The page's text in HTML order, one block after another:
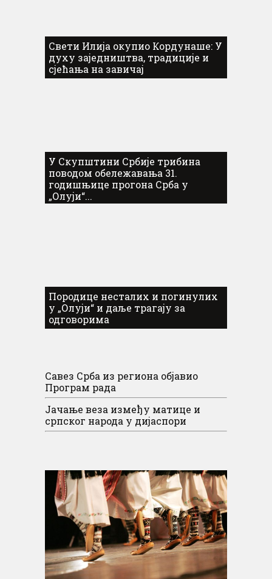
Свети Илија окупио Кордунаше: У
духу заједништва, традиције и
сјећања на завичај
У Скупштини Србије трибина
поводом обележавања 31.
годишњице прогона Срба у
„Олуји“...
Породице несталих и погинулих
у „Олуји“ и даље трагају за
одговорима
Савез Срба из региона објавио
Програм рада
Јачање веза између матице и
српског народа у дијаспори